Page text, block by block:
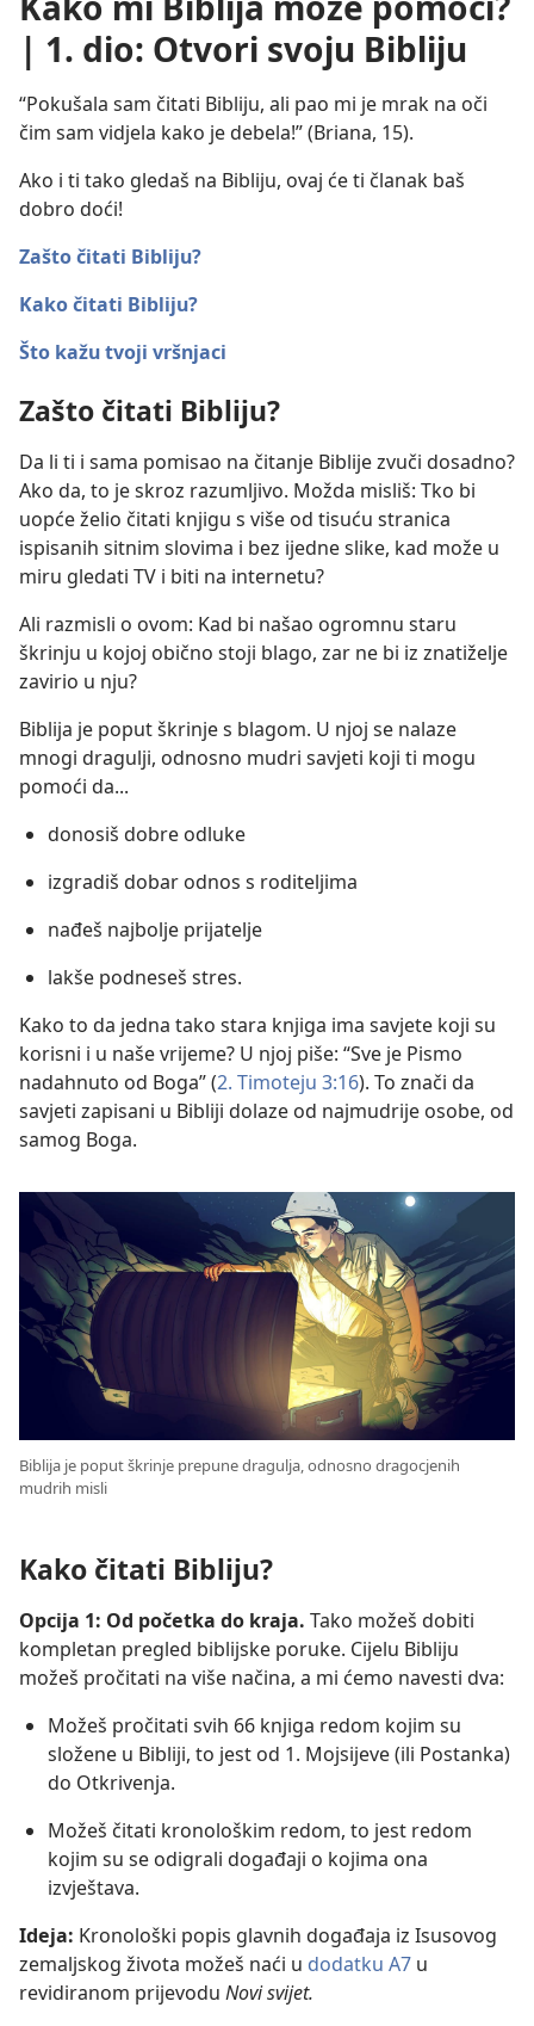
| 1. dio: Otvori svoju Bibliju
“Pokušala sam čitati Bibliju, ali pao mi je mrak na oči
čim sam vidjela kako je debela!” (Briana, 15).
Ako i ti tako gledaš na Bibliju, ovaj će ti članak baš
dobro doći!
Zašto čitati Bibliju?
Kako čitati Bibliju?
Što kažu tvoji vršnjaci
Zašto čitati Bibliju?
Da li ti i sama pomisao na čitanje Biblije zvuči dosadno?
Ako da, to je skroz razumljivo. Možda misliš: Tko bi
uopće želio čitati knjigu s više od tisuću stranica
ispisanih sitnim slovima i bez ijedne slike, kad može u
miru gledati TV i biti na internetu?
Ali razmisli o ovom: Kad bi našao ogromnu staru
škrinju u kojoj obično stoji blago, zar ne bi iz znatiželje
zavirio u nju?
Biblija je poput škrinje s blagom. U njoj se nalaze
mnogi dragulji, odnosno mudri savjeti koji ti mogu
pomoći da...
donosiš dobre odluke
izgradiš dobar odnos s roditeljima
nađeš najbolje prijatelje
lakše podneseš stres.
Kako to da jedna tako stara knjiga ima savjete koji su
korisni i u naše vrijeme? U njoj piše: “Sve je Pismo
nadahnuto od Boga” (2. Timoteju 3:16). To znači da
savjeti zapisani u Bibliji dolaze od najmudrije osobe, od
samog Boga.
Biblija je poput škrinje prepune dragulja, odnosno dragocjenih
mudrih misli
Kako čitati Bibliju?
Opcija 1: Od početka do kraja. Tako možeš dobiti
kompletan pregled biblijske poruke. Cijelu Bibliju
možeš pročitati na više načina, a mi ćemo navesti dva:
Možeš pročitati svih 66 knjiga redom kojim su
složene u Bibliji, to jest od 1. Mojsijeve (ili Postanka)
do Otkrivenja.
Možeš čitati kronološkim redom, to jest redom
kojim su se odigrali događaji o kojima ona
izvještava.
Ideja: Kronološki popis glavnih događaja iz Isusovog
zemaljskog života možeš naći u dodatku A7 u
revidiranom prijevodu Novi svijet.